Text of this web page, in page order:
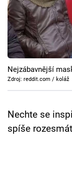
Hry
Cool Esport
Pořady
TV Program
Nejzábavnější
Zdroj: reddit.com / koláž
Nechte se
spíše